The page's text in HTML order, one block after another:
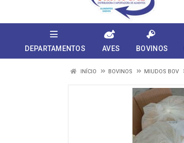
DEPARTAMENTOS AVES BOVINOS
INÍCIO BOVINOS MIUDOS BOV